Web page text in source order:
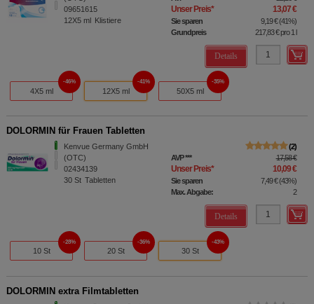
09651615
12X5 ml Klistiere
Unser Preis* 13,07 €
Sie sparen 9,19 €(41%)
Grundpreis
217,83 €pro 1 l
Details
4X5 ml
46%
12X5 ml
41%
50X5 ml
35%
DOLORMIN für Frauen Tabletten
Kenvue Germany GmbH
(OTC)
02434139
30 St Tabletten
2
AVP*** 17,58 €
Unser Preis* 10,09 €
Sie sparen 7,49 €(43%)
Max. Abgabe:
2
Details
10 St
28%
20 St
36%
30 St
43%
DOLORMIN extra Filmtabletten